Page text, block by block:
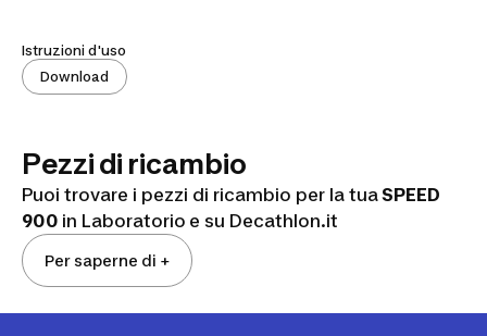
Istruzioni d'uso
Download
Pezzi di ricambio
Puoi trovare i pezzi di ricambio per la tuaSPEED
900 in Laboratorio e su Decathlon.it
Per saperne di +